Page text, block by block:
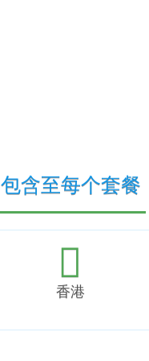
包含至每个套餐
香港